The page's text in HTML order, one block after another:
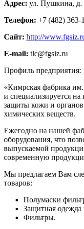
Адрес: ул. Пушкина, д.
Телефон: +7 (482) 363-
Сайт: http://
E-mail: tlc@fgsiz.ru
Профиль предприятия:
«Кимрская фабрика
и специализируется на
защиты кожи и
химических веществ.
Ежегодно на нашей
оборудования, что
выпускаемой
современную
Мы предлагаем Вам
товаров:
Полумаски
Защитная одежда
Фильтры.